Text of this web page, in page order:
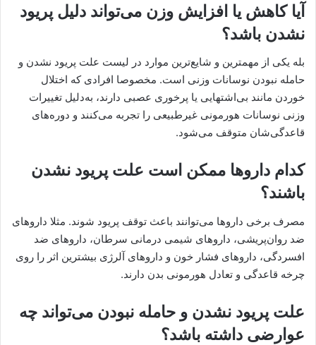
آیا کاهش یا افزایش وزن می‌تواند دلیل پریود
نشدن باشد؟
بله یکی از مهمترین و شایع‌ترین موارد در لیست علت پریود نشدن و
حامله نبودن نوسانات وزنی است. مخصوصا افرادی که اختلال
خوردن مانند بی‌اشتهایی یا پرخوری عصبی دارند، به‌دلیل تغییرات
وزنی نوسانات هورمونی غیرطبیعی را تجربه می‌کنند و دوره‌های
قاعدگی‌شان متوقف می‌شود.
کدام داروها ممکن است علت پریود نشدن
باشند؟
مصرف برخی داروها می‌توانند باعث توقف پریود شوند. مثلا داروهای
ضد روان‌پریشی، داروهای شیمی درمانی سرطان، داروهای ضد
افسردگی، داروهای فشار خون و داروهای آلرژی بیشترین اثر را روی
چرخه قاعدگی و تعادل هورمونی بدن دارند.
علت پریود نشدن و حامله نبودن می‌تواند چه
عوارضی داشته باشد؟